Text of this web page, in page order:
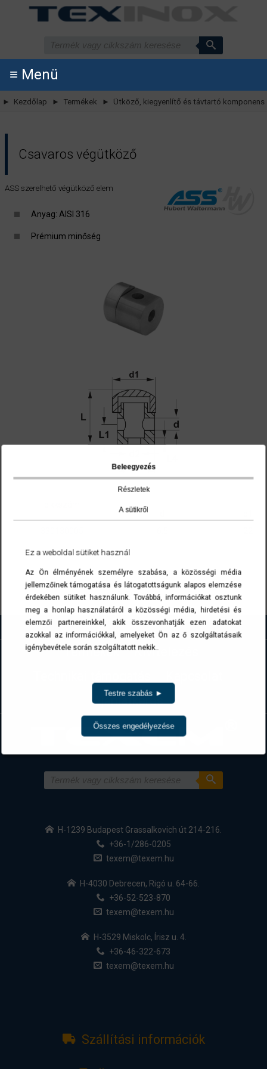
≡ Menü
► Kezdőlap ► Termékek ► Ütköző, kiegyenlítő és távtartó komponens
Csavaros végütköző
ASS szerelhető végütköző elem
Anyag: AISI 316
Prémium minőség
A cikkszámokra kattintva a termék(ek) az ajánlatkérés menüben
Vissza
Termékek
Kivitelezés
Ajánlatkérés
H-1239 Budapest Grassalkovich út 214-216.
+36-1/286-0205
texem@texem.hu
H-4030 Debrecen, Rigó u. 64-66.
+36-52-523-870
texem@texem.hu
H-3529 Miskolc, Írisz u. 4.
+36-46-322-673
texem@texem.hu
Szállítási információk
Beleegyezés
Részletek
A sütikről
Ez a weboldal sütiket használ
Az Ön élményének személyre szabása, a közösségi média
jellemzőinek támogatása és látogatottságunk alapos elemzése
érdekében sütiket használunk. Továbbá, információkat osztunk
meg a honlap használatáról a közösségi média, hirdetési és
elemzői partnereinkkel, akik összevonhatják ezen adatokat
azokkal az információkkal, amelyeket Ön az ő szolgáltatásaik
igénybevétele során szolgáltatott nekik..
Testre szabás ►
Összes engedélyezése